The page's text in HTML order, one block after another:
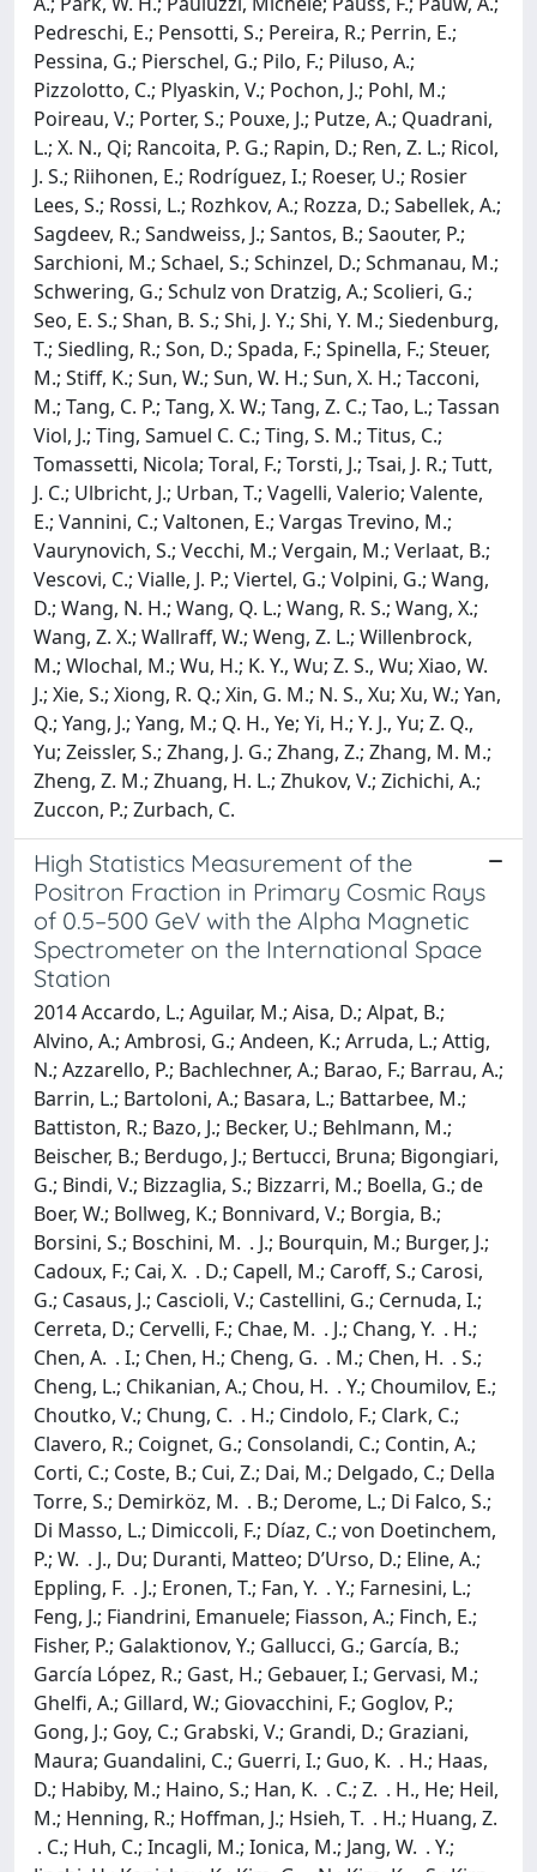
Pedreschi, E.; Pensotti, S.; Pereira, R.; Perrin, E.;
Pessina, G.; Pierschel, G.; Pilo, F.; Piluso, A.;
Pizzolotto, C.; Plyaskin, V.; Pochon, J.; Pohl, M.;
Poireau, V.; Porter, S.; Pouxe, J.; Putze, A.; Quadrani,
L.; X. N., Qi; Rancoita, P. G.; Rapin, D.; Ren, Z. L.; Ricol,
J. S.; Riihonen, E.; Rodríguez, I.; Roeser, U.; Rosier
Lees, S.; Rossi, L.; Rozhkov, A.; Rozza, D.; Sabellek, A.;
Sagdeev, R.; Sandweiss, J.; Santos, B.; Saouter, P.;
Sarchioni, M.; Schael, S.; Schinzel, D.; Schmanau, M.;
Schwering, G.; Schulz von Dratzig, A.; Scolieri, G.;
Seo, E. S.; Shan, B. S.; Shi, J. Y.; Shi, Y. M.; Siedenburg,
T.; Siedling, R.; Son, D.; Spada, F.; Spinella, F.; Steuer,
M.; Stiff, K.; Sun, W.; Sun, W. H.; Sun, X. H.; Tacconi,
M.; Tang, C. P.; Tang, X. W.; Tang, Z. C.; Tao, L.; Tassan
Viol, J.; Ting, Samuel C. C.; Ting, S. M.; Titus, C.;
Tomassetti, Nicola; Toral, F.; Torsti, J.; Tsai, J. R.; Tutt,
J. C.; Ulbricht, J.; Urban, T.; Vagelli, Valerio; Valente,
E.; Vannini, C.; Valtonen, E.; Vargas Trevino, M.;
Vaurynovich, S.; Vecchi, M.; Vergain, M.; Verlaat, B.;
Vescovi, C.; Vialle, J. P.; Viertel, G.; Volpini, G.; Wang,
D.; Wang, N. H.; Wang, Q. L.; Wang, R. S.; Wang, X.;
Wang, Z. X.; Wallraff, W.; Weng, Z. L.; Willenbrock,
M.; Wlochal, M.; Wu, H.; K. Y., Wu; Z. S., Wu; Xiao, W.
J.; Xie, S.; Xiong, R. Q.; Xin, G. M.; N. S., Xu; Xu, W.; Yan,
Q.; Yang, J.; Yang, M.; Q. H., Ye; Yi, H.; Y. J., Yu; Z. Q.,
Yu; Zeissler, S.; Zhang, J. G.; Zhang, Z.; Zhang, M. M.;
Zheng, Z. M.; Zhuang, H. L.; Zhukov, V.; Zichichi, A.;
Zuccon, P.; Zurbach, C.
High Statistics Measurement of the
Positron Fraction in Primary Cosmic Rays
of 0.5–500 GeV with the Alpha Magnetic
Spectrometer on the International Space
Station
2014 Accardo, L.; Aguilar, M.; Aisa, D.; Alpat, B.;
Alvino, A.; Ambrosi, G.; Andeen, K.; Arruda, L.; Attig,
N.; Azzarello, P.; Bachlechner, A.; Barao, F.; Barrau, A.;
Barrin, L.; Bartoloni, A.; Basara, L.; Battarbee, M.;
Battiston, R.; Bazo, J.; Becker, U.; Behlmann, M.;
Beischer, B.; Berdugo, J.; Bertucci, Bruna; Bigongiari,
G.; Bindi, V.; Bizzaglia, S.; Bizzarri, M.; Boella, G.; de
Boer, W.; Bollweg, K.; Bonnivard, V.; Borgia, B.;
Borsini, S.; Boschini, M. . J.; Bourquin, M.; Burger, J.;
Cadoux, F.; Cai, X. . D.; Capell, M.; Caroff, S.; Carosi,
G.; Casaus, J.; Cascioli, V.; Castellini, G.; Cernuda, I.;
Cerreta, D.; Cervelli, F.; Chae, M. . J.; Chang, Y. . H.;
Chen, A. . I.; Chen, H.; Cheng, G. . M.; Chen, H. . S.;
Cheng, L.; Chikanian, A.; Chou, H. . Y.; Choumilov, E.;
Choutko, V.; Chung, C. . H.; Cindolo, F.; Clark, C.;
Clavero, R.; Coignet, G.; Consolandi, C.; Contin, A.;
Corti, C.; Coste, B.; Cui, Z.; Dai, M.; Delgado, C.; Della
Torre, S.; Demirköz, M. . B.; Derome, L.; Di Falco, S.;
Di Masso, L.; Dimiccoli, F.; Díaz, C.; von Doetinchem,
P.; W. . J., Du; Duranti, Matteo; D’Urso, D.; Eline, A.;
Eppling, F. . J.; Eronen, T.; Fan, Y. . Y.; Farnesini, L.;
Feng, J.; Fiandrini, Emanuele; Fiasson, A.; Finch, E.;
Fisher, P.; Galaktionov, Y.; Gallucci, G.; García, B.;
García López, R.; Gast, H.; Gebauer, I.; Gervasi, M.;
Ghelfi, A.; Gillard, W.; Giovacchini, F.; Goglov, P.;
Gong, J.; Goy, C.; Grabski, V.; Grandi, D.; Graziani,
Maura; Guandalini, C.; Guerri, I.; Guo, K. . H.; Haas,
D.; Habiby, M.; Haino, S.; Han, K. . C.; Z. . H., He; Heil,
M.; Henning, R.; Hoffman, J.; Hsieh, T. . H.; Huang, Z.
. C.; Huh, C.; Incagli, M.; Ionica, M.; Jang, W. . Y.;